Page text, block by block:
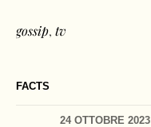
FACTS
24 OTTOBRE 2023
gossip, tv